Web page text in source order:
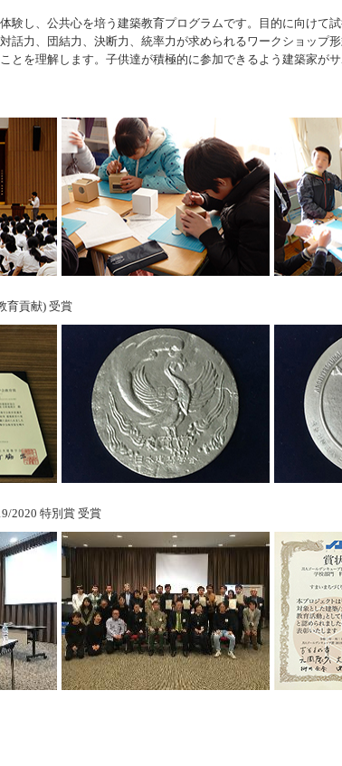
験し、公共心を培う建築教育プログラムです。目的に向けて
話力、団結力、決断力、統率力が求められるワークショップ
とを理解します。子供達が積極的に参加できるよう建築家がサ
育貢献) 受賞
2020 特別賞 受賞